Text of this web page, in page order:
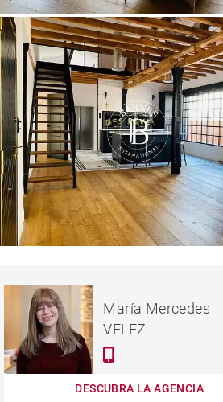
ÁTICO MADRID - 200 M²
María Mercedes
VELEZ
DESCUBRA LA AGENCIA